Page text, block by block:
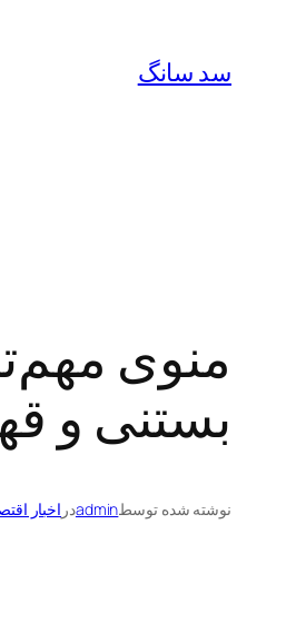
سد سانگ
بستنی و
نوشته شده توسطadminدر اخبار